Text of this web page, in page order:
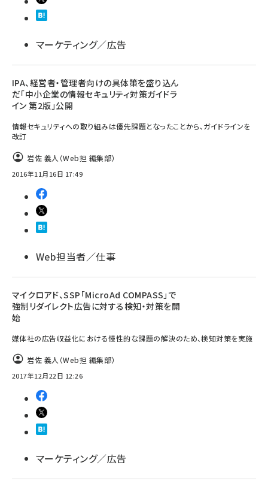
マーケティング／広告
IPA、経営者・管理者向けの具体策を盛り込ん
だ「中小企業の情報セキュリティ対策ガイドラ
イン 第2版」公開
情報セキュリティへの取り組みは優先課題となったことから、ガイドラインを
改訂
岩佐 義人（Web担 編集部）
2016年11月16日 17:49
Web担当者／仕事
マイクロアド、SSP「MicroAd COMPASS」で
強制リダイレクト広告に対する検知・対策を開
始
媒体社の広告収益化における慢性的な課題の解決のため、検知対策を実施
岩佐 義人（Web担 編集部）
2017年12月22日 12:26
マーケティング／広告